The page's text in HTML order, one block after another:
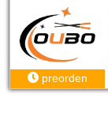
preorden